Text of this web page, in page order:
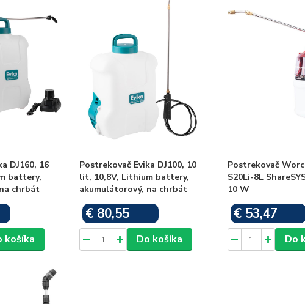
DJ160, 16
battery,
chrbát
košíka
Postrekovač Evika DJ100, 10
lit, 10,8V, Lithium battery,
akumulátorový, na chrbát
€ 80,55
Do košíka
Postrekovač
S20Li-8L
10 W
€ 53,47
Do